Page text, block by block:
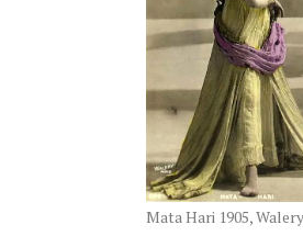
Mata Hari 1905,